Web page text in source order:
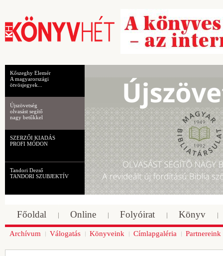
Kőszeghy Elemér
A magyarországi
ötvösjegyek...
Újszövetség
olvasást segítő
nagy betűkkel
SZERZŐI KIADÁS
PROFI MÓDON
Tandori Dezső
TANDORI SZUBJEKTÍV
Főoldal Online Folyóirat Könyv
Archívum Válogatás Könyveink Címlapgaléria Partnereink